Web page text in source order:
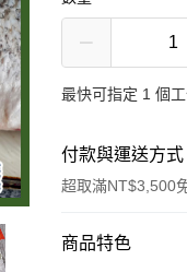
最快可指定 1 個
付款與運送方式
超取滿NT$3,500
付款方式
商品特色